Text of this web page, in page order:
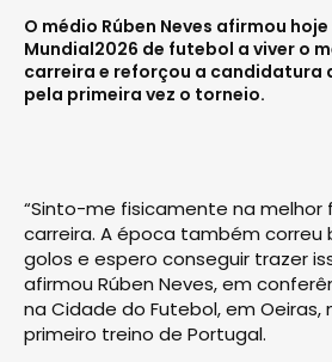
O médio Rúben Neves afirmou
Mundial2026 de futebol a viver o
carreira e reforçou a candidatura
pela primeira vez o torneio.
“Sinto-me fisicamente na melhor
carreira. A época também
golos e espero conseguir trazer
afirmou Rúben Neves, em
na Cidade do Futebol, em
primeiro treino de Portugal.